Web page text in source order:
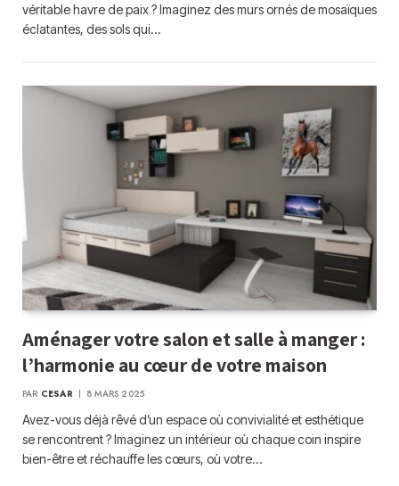
véritable havre de paix ? Imaginez des murs ornés de mosaïques
éclatantes, des sols qui…
Aménager votre salon et salle à manger :
l’harmonie au cœur de votre maison
PAR CESAR 8 MARS 2025
Avez-vous déjà rêvé d’un espace où convivialité et esthétique
se rencontrent ? Imaginez un intérieur où chaque coin inspire
bien-être et réchauffe les cœurs, où votre…